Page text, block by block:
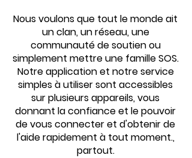
Nous voulons que tout le monde ait
un clan, un réseau, une
communauté de soutien ou
simplement mettre une famille SOS.
Notre application et notre service
simples à utiliser sont accessibles
sur plusieurs appareils, vous
donnant la confiance et le pouvoir
de vous connecter et d'obtenir de
l'aide rapidement à tout moment.,
partout.